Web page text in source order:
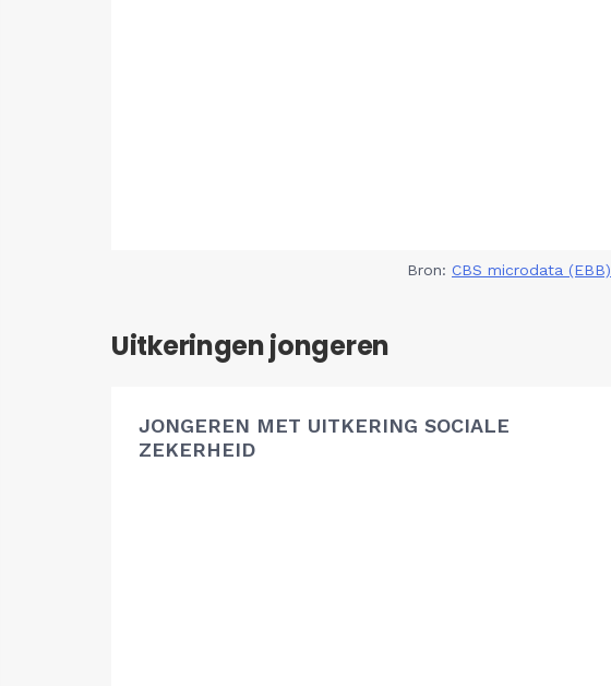
Bron: CBS microdata (EBB)
Uitkeringen jongeren
JONGEREN MET UITKERING SOCIALE
ZEKERHEID